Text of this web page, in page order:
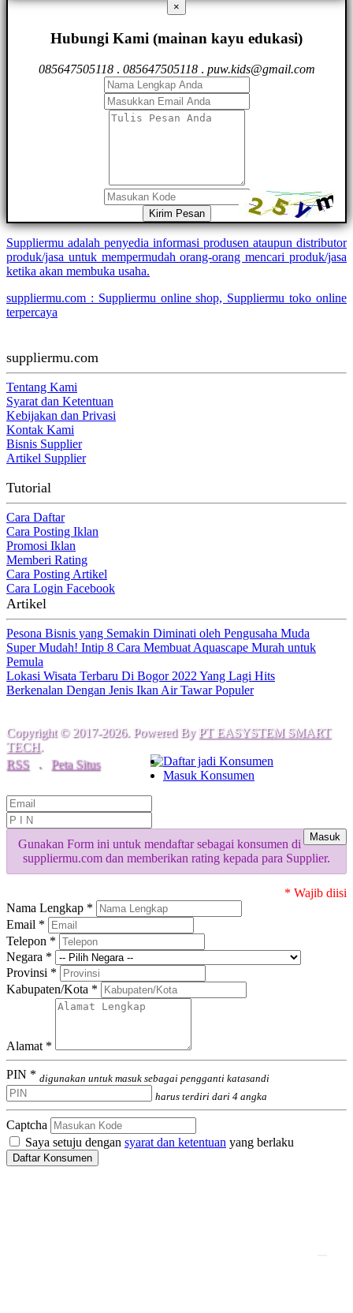
×
Hubungi Kami (mainan kayu edukasi)
085647505118. 085647505118. puw.kids@gmail.com
Kirim Pesan
Suppliermu adalah penyedia informasi produsen ataupun distributor
produk/jasa untuk mempermudah orang-orang mencari produk/jasa
ketika akan membuka usaha.
suppliermu.com : Suppliermu online shop, Suppliermu toko online
terpercaya
suppliermu.com
Tentang Kami
Syarat dan Ketentuan
Kebijakan dan Privasi
Kontak Kami
Bisnis Supplier
Artikel Supplier
Tutorial
Cara Daftar
Cara Posting Iklan
Promosi Iklan
Memberi Rating
Cara Posting Artikel
Cara Login Facebook
Artikel
Pesona Bisnis yang Semakin Diminati oleh Pengusaha Muda
Super Mudah! Intip 8 Cara Membuat Aquascape Murah untuk
Pemula
Lokasi Wisata Terbaru Di Bogor 2022 Yang Lagi Hits
Berkenalan Dengan Jenis Ikan Air Tawar Populer
Copyright © 2017-2026. Powered By PT EASYSTEM SMART
TECH.
RSS
. Peta Situs
Daftar jadi Konsumen
Masuk Konsumen
Masuk
Gunakan Form ini untuk mendaftar sebagai konsumen di
suppliermu.com dan memberikan rating kepada para Supplier.
* Wajib diisi
Nama Lengkap *
Email *
Telepon *
Negara *
Provinsi *
Kabupaten/Kota *
Alamat *
PIN * digunakan untuk masuk sebagai pengganti katasandi
harus terdiri dari 4 angka
Captcha
Saya setuju dengan syarat dan ketentuan yang berlaku
Daftar Konsumen